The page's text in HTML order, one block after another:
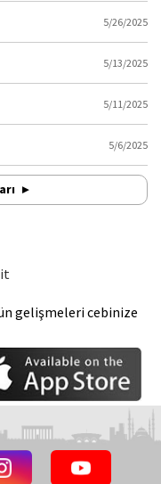
5/26/2025
5/13/2025
5/11/2025
5/6/2025
gelişmeleri cebinize